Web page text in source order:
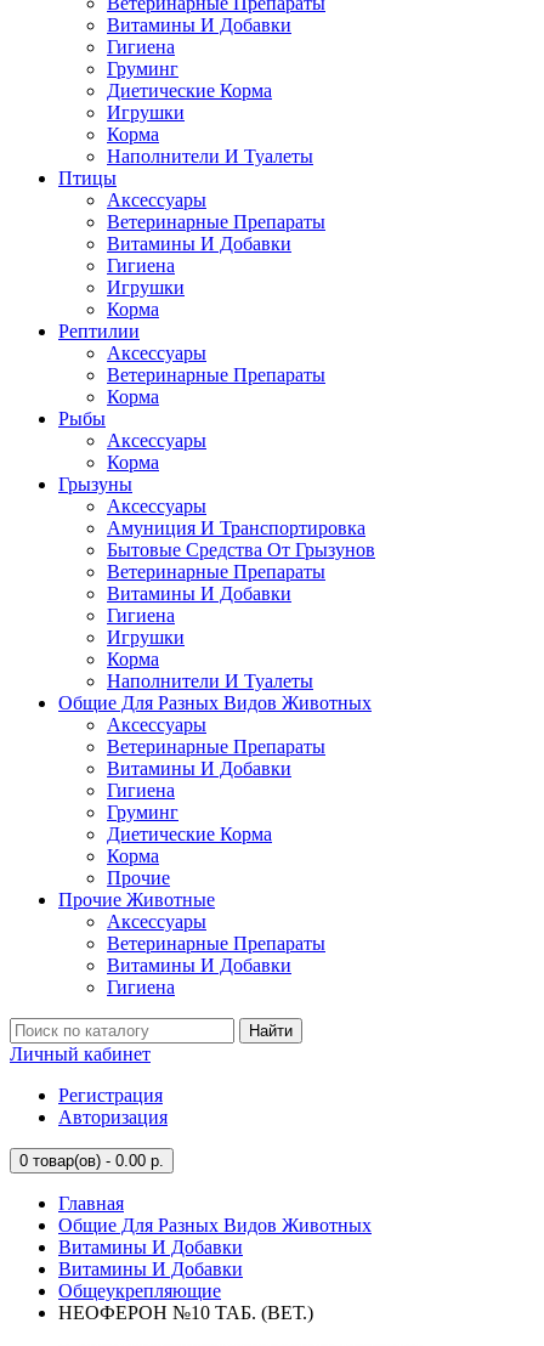
Витамины И Добавки
Гигиена
Груминг
Диетические Корма
Игрушки
Корма
Наполнители И Туалеты
Птицы
Аксессуары
Ветеринарные Препараты
Витамины И Добавки
Гигиена
Игрушки
Корма
Рептилии
Аксессуары
Ветеринарные Препараты
Корма
Рыбы
Аксессуары
Корма
Грызуны
Аксессуары
Амуниция И Транспортировка
Бытовые Средства От Грызунов
Ветеринарные Препараты
Витамины И Добавки
Гигиена
Игрушки
Корма
Наполнители И Туалеты
Общие Для Разных Видов Животных
Аксессуары
Ветеринарные Препараты
Витамины И Добавки
Гигиена
Груминг
Диетические Корма
Корма
Прочие
Прочие Животные
Аксессуары
Ветеринарные Препараты
Витамины И Добавки
Гигиена
Найти
Личный кабинет
Регистрация
Авторизация
0 товар(ов) - 0.00 р.
Главная
Общие Для Разных Видов Животных
Витамины И Добавки
Витамины И Добавки
Общеукрепляющие
НЕОФЕРОН №10 ТАБ. (ВЕТ.)